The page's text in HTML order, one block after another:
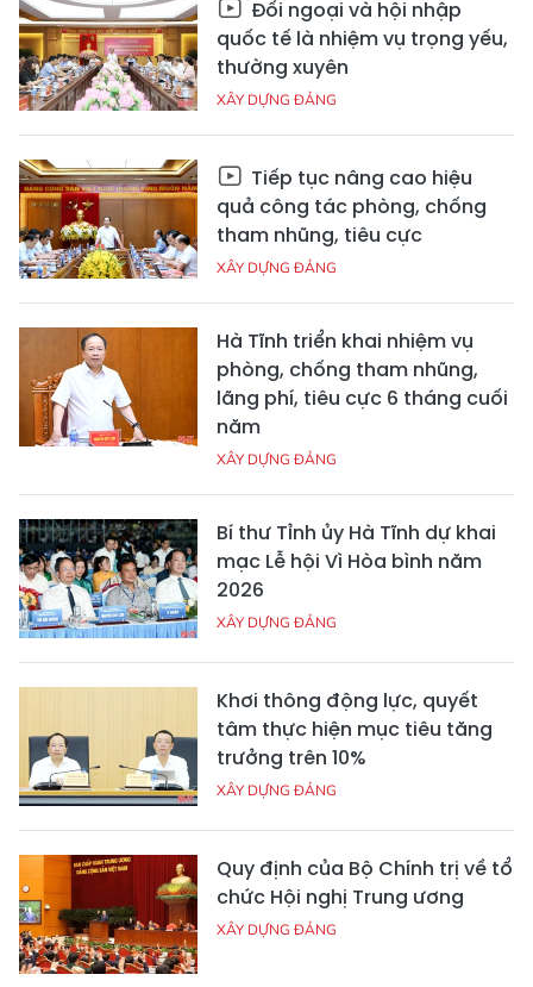
Đối ngoại và hội nhập
quốc tế là nhiệm vụ trọng yếu,
thường xuyên
XÂY DỰNG ĐẢNG
Tiếp tục nâng cao hiệu
quả công tác phòng, chống
tham nhũng, tiêu cực
XÂY DỰNG ĐẢNG
Hà Tĩnh triển khai nhiệm vụ
phòng, chống tham nhũng,
lãng phí, tiêu cực 6 tháng cuối
năm
XÂY DỰNG ĐẢNG
Bí thư Tỉnh ủy Hà Tĩnh dự khai
mạc Lễ hội Vì Hòa bình năm
2026
XÂY DỰNG ĐẢNG
Khơi thông động lực, quyết
tâm thực hiện mục tiêu tăng
trưởng trên 10%
XÂY DỰNG ĐẢNG
Quy định của Bộ Chính trị về tổ
chức Hội nghị Trung ương
XÂY DỰNG ĐẢNG